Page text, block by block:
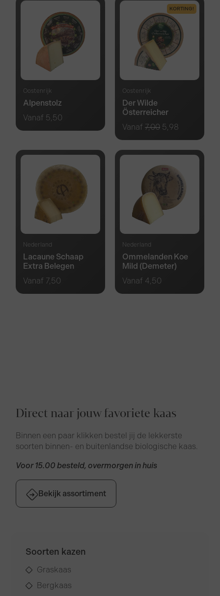
Oostenrijk
Alpenstolz
Vanaf 5,50
KORTING!
Oostenrijk
Der Wilde
Österreicher
Vanaf 7,00 5,98
Nederland
Lacaune Schaap
Extra Belegen
Vanaf 7,50
Nederland
Ommelanden Koe
Mild (Demeter)
Vanaf 4,50
Direct naar jouw favoriete kaas
Binnen een paar klikken bestel jij de lekkerste
soorten binnen- en buitenlandse biologische kaas.
Voor 15.00 besteld, overmorgen in huis
Bekijk assortiment
Soorten kazen
Graskaas
Bergkaas